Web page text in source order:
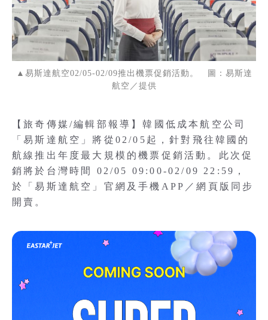
▲易斯達航空02/05-02/09推出機票促銷活動。 圖：易斯達
航空／提供
【旅奇傳媒/編輯部報導】韓國低成本航空公司
「易斯達航空」將從02/05起，針對飛往韓國的
航線推出年度最大規模的機票促銷活動。此次促
銷將於台灣時間 02/05 09:00-02/09 22:59，
於「易斯達航空」官網及手機APP／網頁版同步
開賣。